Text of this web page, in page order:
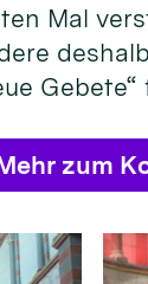
Mal
zum